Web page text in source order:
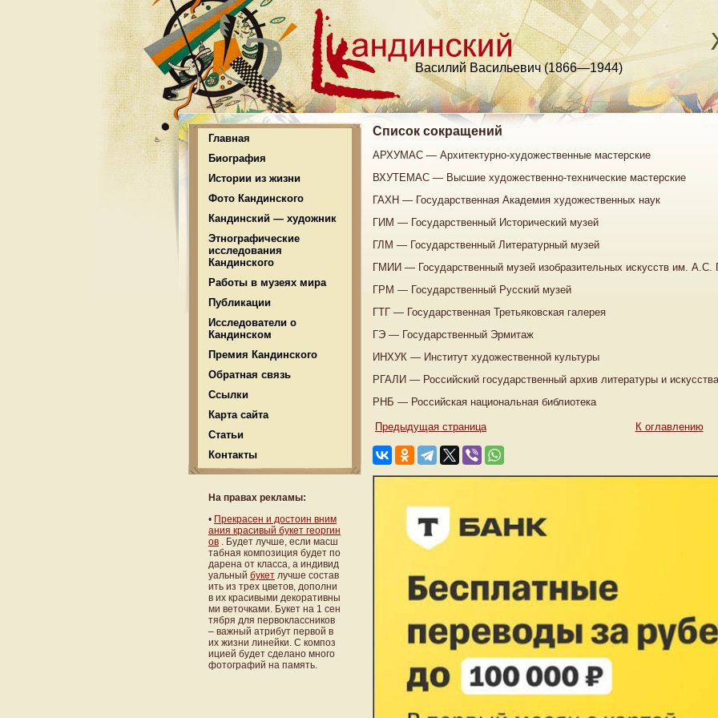
Василий Васильевич (1866—1944)
Главная
Биография
Истории из жизни
Фото Кандинского
Кандинский — художник
Этнографические
исследования
Кандинского
Работы в музеях мира
Публикации
Исследователи о
Кандинском
Премия Кандинского
Обратная связь
Ссылки
Карта сайта
Статьи
Контакты
На правах рекламы:
• Прекрасен и достоин вним
ания красивый букет георгин
ов . Будет лучше, если масш
табная композиция будет по
дарена от класса, а индивид
уальный букет лучше состав
ить из трех цветов, дополни
в их красивыми декоративны
ми веточками. Букет на 1 сен
тября для первоклассников
– важный атрибут первой в
их жизни линейки. С композ
ицией будет сделано много
фотографий на память.
Список сокращений
АРХУМАС — Архитектурно-художественные мастерские
ВХУТЕМАС — Высшие художественно-технические мастерские
ГАХН — Государственная Академия художественных наук
ГИМ — Государственный Исторический музей
ГЛМ — Государственный Литературный музей
ГМИИ — Государственный музей изобразительных искусств им. A.C.
ГРМ — Государственный Русский музей
ГТГ — Государственная Третьяковская галерея
ГЭ — Государственный Эрмитаж
ИНХУК — Институт художественной культуры
РГАЛИ — Российский государственный архив литературы и искусства
РНБ — Российская национальная библиотека
Предыдущая страница К оглавлению